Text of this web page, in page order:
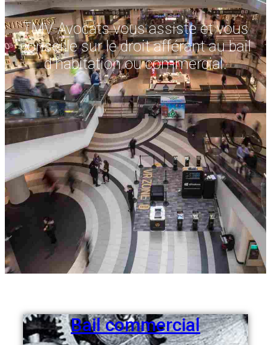
TMV-Avocats vous assiste et vous
conseille sur le droit afférant au bail
d'habitation ou commercial.
Bail commercial